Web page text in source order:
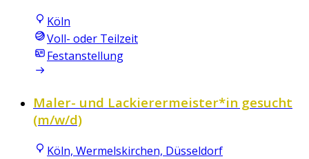
Köln
Voll- oder Teilzeit
Festanstellung
Maler- und Lackierermeister*in gesucht
(m/w/d)
Köln, Wermelskirchen, Düsseldorf